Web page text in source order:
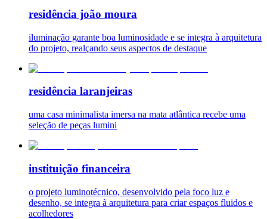
residência joão moura
iluminação garante boa luminosidade e se integra à arquitetura
do projeto, realçando seus aspectos de destaque
residência laranjeiras
uma casa minimalista imersa na mata atlântica recebe uma
seleção de peças lumini
instituição financeira
o projeto luminotécnico, desenvolvido pela foco luz e
desenho, se integra à arquitetura para criar espaços fluidos e
acolhedores